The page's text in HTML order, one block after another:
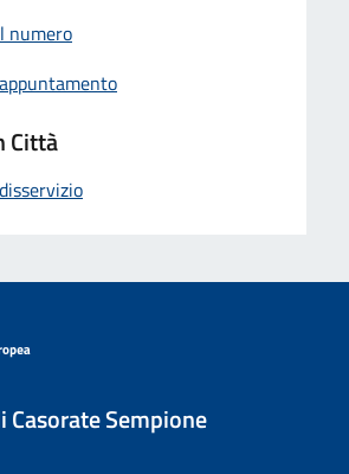
numero
Città
Casorate Sempione